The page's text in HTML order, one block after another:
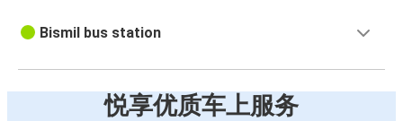
Bismil bus station
悦享优质车上服务